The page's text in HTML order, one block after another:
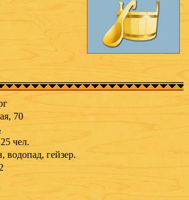
70
чел.
водопад, гейзер.